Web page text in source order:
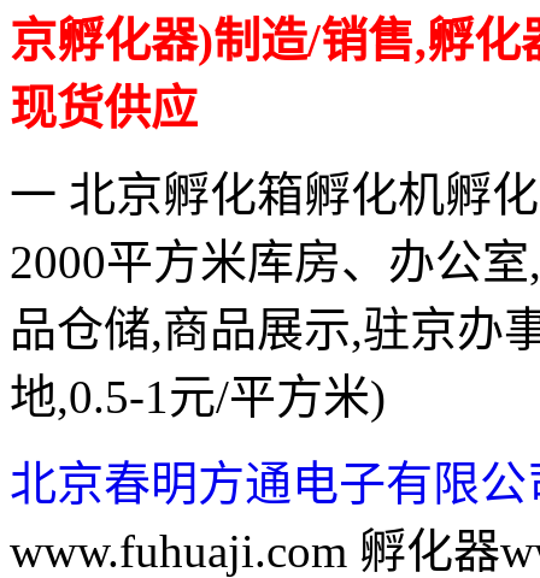
京孵化器)制造/销售,孵
现货供应
一 北京孵化箱孵化机孵
2000平方米库房、办公
品仓储,商品展示,驻京办
地,0.5-1元/平方米)
北京春明方通电子有限公
www.fuhuaji.com 孵化器